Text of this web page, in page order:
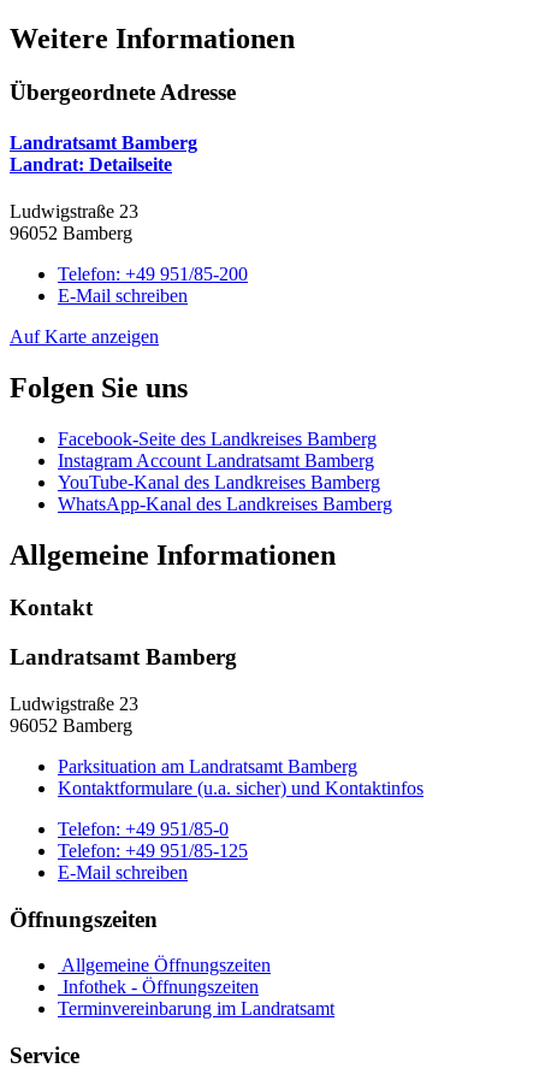
Weitere Informationen
Übergeordnete Adresse
Landratsamt Bamberg
Landrat: Detailseite
Ludwigstraße 23
96052 Bamberg
Telefon: +49 951/85-200
E-Mail schreiben
Auf Karte anzeigen
Folgen Sie uns
Facebook-Seite des Landkreises Bamberg
Instagram Account Landratsamt Bamberg
YouTube-Kanal des Landkreises Bamberg
WhatsApp-Kanal des Landkreises Bamberg
Allgemeine Informationen
Kontakt
Landratsamt Bamberg
Ludwigstraße 23
96052 Bamberg
Parksituation am Landratsamt Bamberg
Kontaktformulare (u.a. sicher) und Kontaktinfos
Telefon: +49 951/85-0
Telefon: +49 951/85-125
E-Mail schreiben
Öffnungszeiten
Allgemeine Öffnungszeiten
Infothek - Öffnungszeiten
Terminvereinbarung im Landratsamt
Service